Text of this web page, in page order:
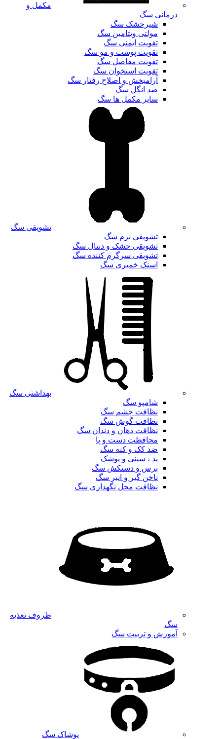
مکمل و
درمانی سگ
شیرخشک سگ
مولتی ویتامین سگ
تقویت ایمنی سگ
تقویت پوست و مو سگ
تقویت مفاصل سگ
تقویت استخوان سگ
آرامبخش و اصلاح رفتار سگ
ضد انگل سگ
سایر مکمل ها سگ
تشویقی سگ
تشویقی نرم سگ
تشویقی خشک و دنتال سگ
تشویقی سرگرم کننده سگ
اسنک خمیری سگ
بهداشتی سگ
شامپو سگ
نظافت چشم سگ
نظافت گوش سگ
نظافت دهان و دندان سگ
محافظت دست و پا
ضد کک و کنه سگ
پد ، سینی و پوشک
برس و دستکش سگ
ناخن گیر و انبر سگ
نظافت محل نگهداری سگ
ظروف تغذیه
سگ
آموزش و تربیت سگ
پوشاک سگ